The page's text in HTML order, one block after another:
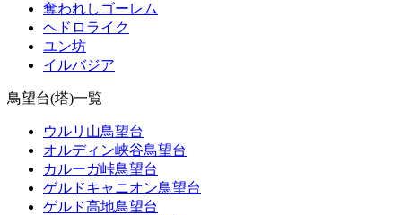
奪われしゴーレム
ヘドロライク
ユン坊
イルバジア
鳥望台(塔)一覧
ウルリ山鳥望台
オルディン峡谷鳥望台
カルーガ峠鳥望台
ゲルドキャニオン鳥望台
ゲルド高地鳥望台